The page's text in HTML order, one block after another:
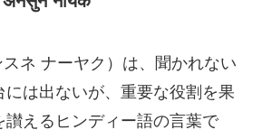
ネ ナーヤク）は、聞かれない
には出ないが、重要な役割を果
讃えるヒンディー語の言葉で